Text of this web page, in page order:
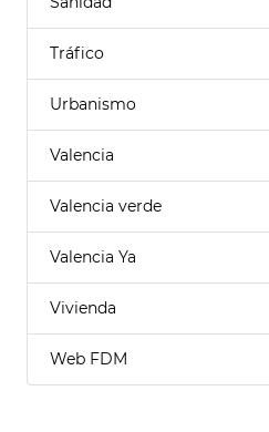
Tráfico
Urbanismo
Valencia
Valencia verde
Valencia Ya
Vivienda
Web FDM